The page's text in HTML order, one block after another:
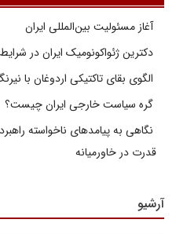
آغاز مسئولیت بین‌المللی ایران
دکترین ژئواکونومیک ایران در
الگوی بقای تاکتیکی اردوغان با
گره سیاست خارجی ایران چیست؟
نگاهی به پیامدهای ناخواسته
قدرت در خاورمیانه
آرشیو